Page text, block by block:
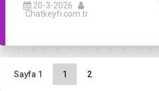
20-3-2026
Chatkeyfi.com.tr
Sayfa gezinme
Sayfa 1 Geçerli Sayfa
1 Sayfa
2